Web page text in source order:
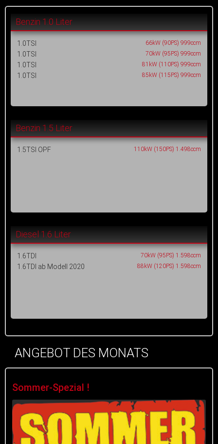
Benzin 1.0 Liter
1.0TSI 66kW (90PS) 999ccm
1.0TSI 70kW (95PS) 999ccm
1.0TSI 81kW (110PS) 999ccm
1.0TSI 85kW (115PS) 999ccm
Benzin 1.5 Liter
1.5TSI OPF 110kW (150PS) 1.498ccm
Diesel 1.6 Liter
1.6TDI 70kW (95PS) 1.598ccm
1.6TDI ab Modell 2020 88kW (120PS) 1.598ccm
ANGEBOT DES MONATS
Sommer-Spezial !